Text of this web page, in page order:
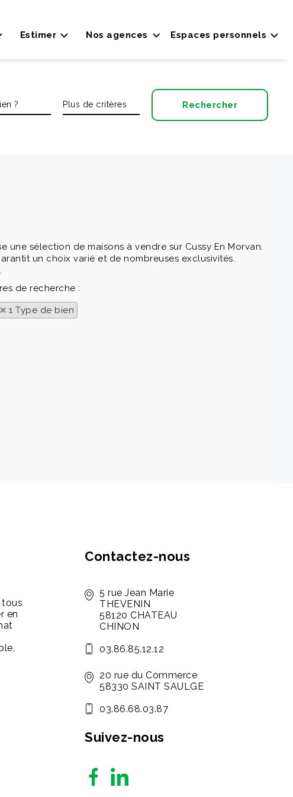
Espaces personnels
Estimer Nos agences
une sélection de maisons à vendre sur Cussy En Morvan.
un choix varié et de nombreuses exclusivités.
de recherche :
1 Type de bien
en
Contactez-nous
5 rue Jean Marie
THEVENIN
58120 CHATEAU
CHINON
03.86.85.12.12
20 rue du Commerce
58330 SAINT SAULGE
03.86.68.03.87
Suivez-nous